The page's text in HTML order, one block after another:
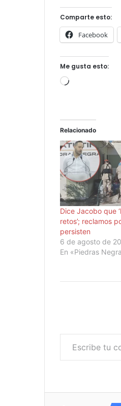
Comparte esto:
Facebook
Me gusta esto:
Cargando...
Relacionado
Dice Jacobo que
retos’; reclamos
persisten
6 de agosto de
En «Piedras
Escribe tu correo electrónico…